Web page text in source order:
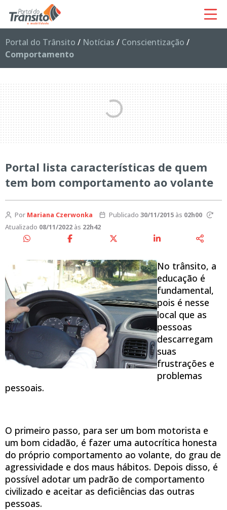
Portal do Trânsito / Notícias / Conscientização /
Comportamento
Portal lista características de quem
tem bom comportamento ao volante
Por Mariana Czerwonka Publicado 30/11/2015às 02h00
Atualizado 08/11/2022 às 22h42
No trânsito, a
educação é
fundamental,
pois é nesse
local que as
pessoas
descarregam
suas
frustrações e
problemas
pessoais.
O primeiro passo, para ser um bom motorista e
um bom cidadão, é fazer uma autocrítica honesta
do próprio comportamento ao volante, do grau de
agressividade e dos maus hábitos. Depois disso, é
possível adotar um padrão de comportamento
civilizado e aceitar as deficiências das outras
pessoas.